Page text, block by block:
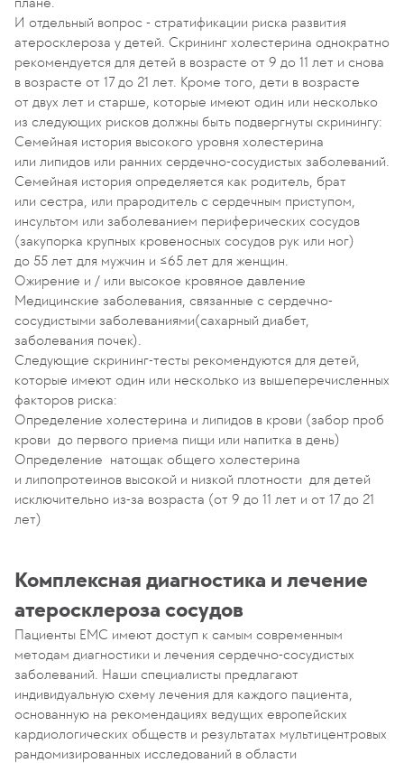
И отдельный вопрос - стратификации риска развития
атеросклероза у детей. Скрининг холестерина однократно
рекомендуется для детей в возрасте от 9 до 11 лет и снова
в возрасте от 17 до 21 лет. Кроме того, дети в возрасте
от двух лет и старше, которые имеют один или несколько
из следующих рисков должны быть подвергнуты скринингу:
Семейная история высокого уровня холестерина
или липидов или ранних сердечно-сосудистых заболеваний.
Семейная история определяется как родитель, брат
или сестра, или прародитель с сердечным приступом,
инсультом или заболеванием периферических сосудов
(закупорка крупных кровеносных сосудов рук или ног)
до 55 лет для мужчин и ≤65 лет для женщин.
Ожирение и / или высокое кровяное давление
Медицинские заболевания, связанные с сердечно-
сосудистыми заболеваниями(сахарный диабет,
заболевания почек).
Следующие скрининг-тесты рекомендуются для детей,
которые имеют один или несколько из вышеперечисленных
факторов риска:
Определение холестерина и липидов в крови (забор проб
крови до первого приема пищи или напитка в день)
Определение натощак общего холестерина
и липопротеинов высокой и низкой плотности для детей
исключительно из-за возраста (от 9 до 11 лет и от 17 до 21
лет)
Комплексная диагностика и лечение
атеросклероза сосудов
Пациенты EMC имеют доступ к самым современным
методам диагностики и лечения сердечно-сосудистых
заболеваний. Наши специалисты предлагают
индивидуальную схему лечения для каждого пациента,
основанную на рекомендациях ведущих европейских
кардиологических обществ и результатах мультицентровых
рандомизированных исследований в области